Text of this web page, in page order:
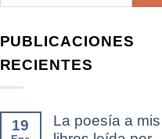
PUBLICACIONES
RECIENTES
19
La poesía a mis